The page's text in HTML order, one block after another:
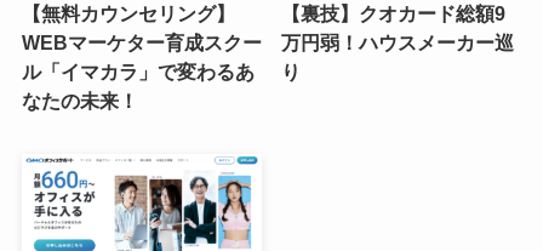
【無料カウンセリング】
WEBマーケター育成スクー
ル「イマカラ」で変わるあ
なたの未来！
【裏技】クオカード総額9
万円弱！ハウスメーカー巡
り